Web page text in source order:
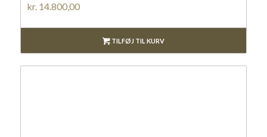
kr.14.800,00
TILFØJ TIL KURV